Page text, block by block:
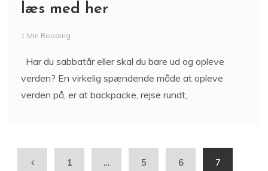
læs med her
1 Min Reading
Har du sabbatår eller skal du bare ud og opleve
verden? En virkelig spændende måde at opleve
verden på, er at backpacke, rejse rundt,
1 … 5 6 7